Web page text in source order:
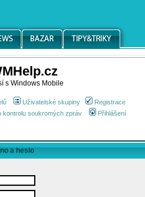
s Windows Mobile
Uživatelské skupiny
Registrace
kontrolu soukromých zpráv Přihlášení
a heslo